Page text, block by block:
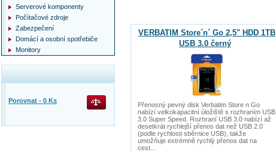
VERBATIM Store´n´ Go 2,5" HDD 1TB
USB 3.0 černý
Přenosný pevný disk Verbatim Store n Go
nabízí velkokapacitní úložiště s rozhraním USB
3.0 Super Speed. Rozhraní USB 3.0 nabízí až
desetkrát rychlejší přenos dat než USB 2.0
(podle rychlosti sběrnice USB), takže
umožňuje extrémně rychlý přenos dat na
cest...
Serverové komponenty
Počítačové zdroje
Zabezpečení
Domácí a osobní spotřebiče
Monitory
Porovnat - 0 Ks